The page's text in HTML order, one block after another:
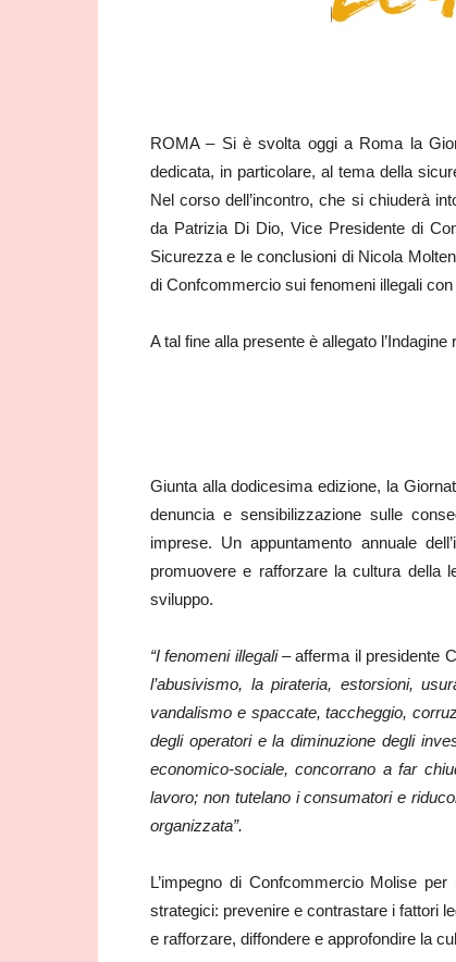
ROMA – Si è svolta oggi a Roma la
dedicata, in particolare, al tema della
Nel corso dell’incontro, che si chiuderà
da Patrizia Di Dio, Vice Presidente di
Sicurezza e le conclusioni di Nicola
di Confcommercio sui fenomeni illegali
A tal fine alla presente è allegato
Giunta alla dodicesima edizione, la
denuncia e sensibilizzazione sulle
imprese. Un appuntamento annuale
promuovere e rafforzare la cultura della
sviluppo.
“I fenomeni illegali –afferma il presidente
l’abusivismo, la pirateria, estorsioni,
vandalismo e spaccate, taccheggio,
degli operatori e la diminuzione degli
economico-sociale, concorrano a far
lavoro; non tutelano i consumatori e
organizzata”.
L’impegno di Confcommercio Molise
strategici: prevenire e contrastare i fattori
e rafforzare, diffondere e approfondire la